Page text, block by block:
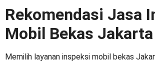
Rekomendasi Jasa
Mobil Bekas
Memilih layanan inspeksi mobil bekas